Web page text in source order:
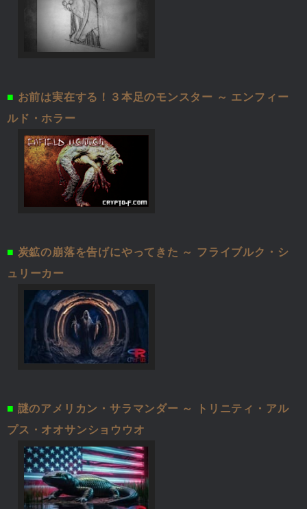
■ お前は実在する！３本足のモンスター ～ エンフィー
ルド・ホラー
■ 炭鉱の崩落を告げにやってきた ～ フライブルク・シ
ュリーカー
■ 謎のアメリカン・サラマンダー ～ トリニティ・アル
プス・オオサンショウウオ